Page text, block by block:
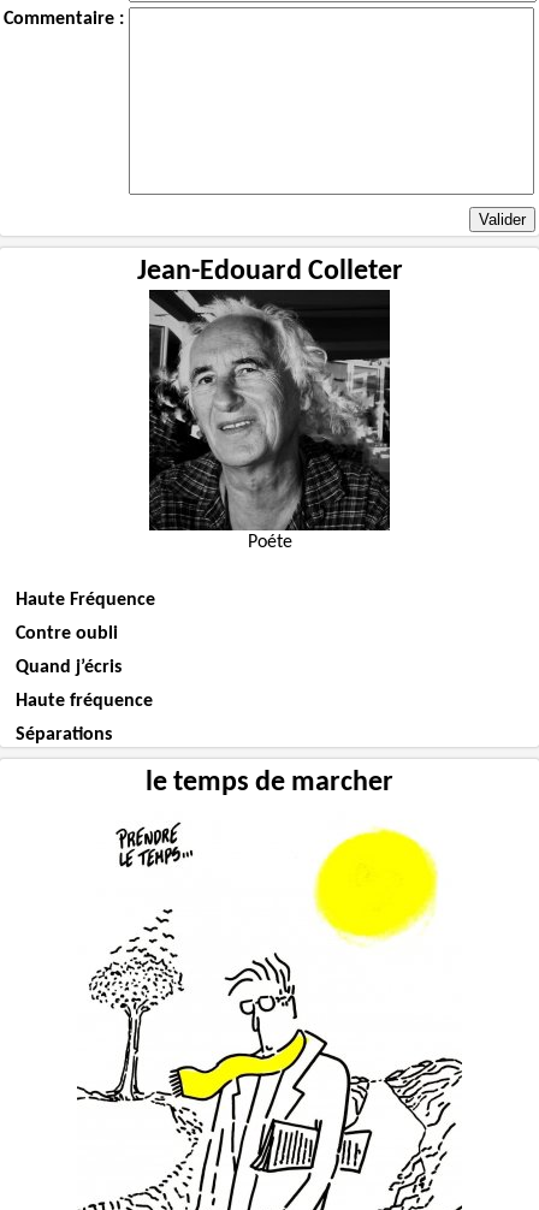
Commentaire :
Jean-Edouard Colleter
Poéte
Haute Fréquence
Contre oubli
Quand j’écris
Haute fréquence
Séparations
le temps de marcher